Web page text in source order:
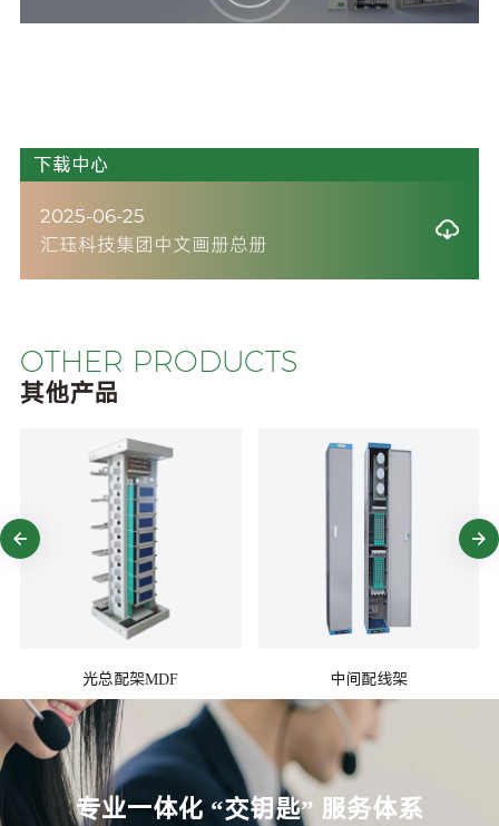
下载中心
2025-06-25
汇珏科技集团中文画册总册
OTHER PRODUCTS
其他产品
光总配架MDF 中间配线架
专业一体化 “交钥匙” 服务体系